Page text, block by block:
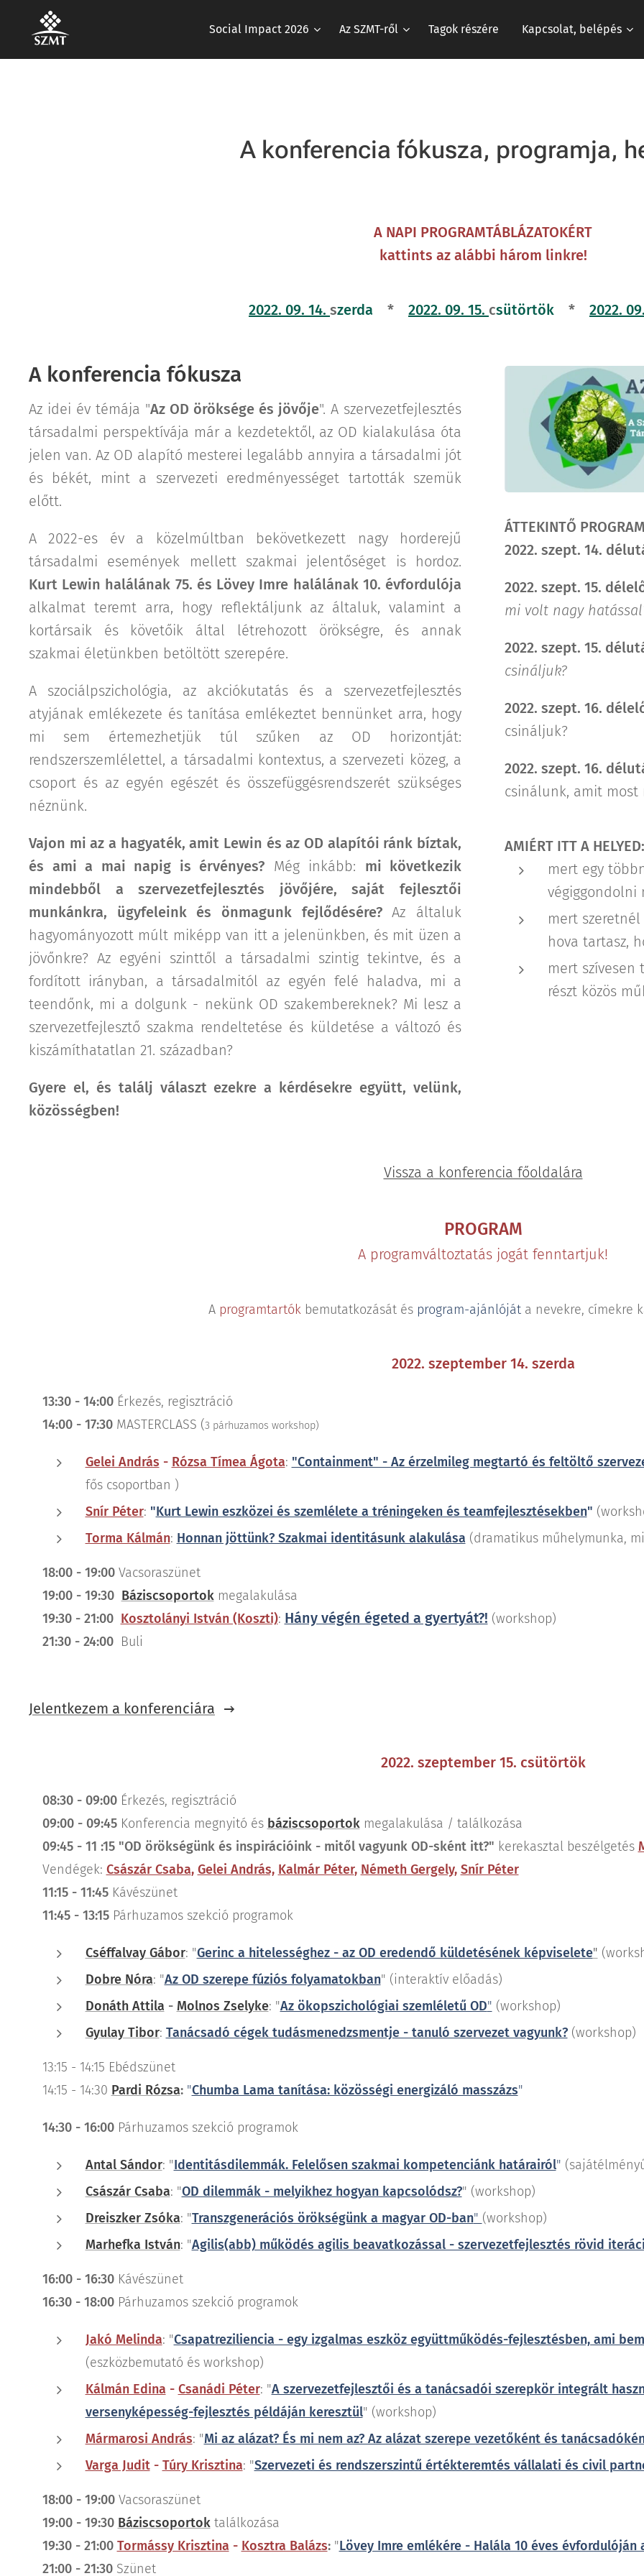
Social Impact 2026 Az SZMT-ről Tagok részére Kapcsolat, belépés
A konferencia fókusza, programja,
A NAPI PROGRAMTÁBLÁZATOKÉRT
kattints az alábbi három linkre!
2022. 09. 14. szerda * 2022. 09. 15. csütörtök * 2022.
A konferencia fókusza
Az idei év témája "Az OD öröksége és jövője". A szervezetfejlesztés
társadalmi perspektívája már a kezdetektől, az OD kialakulása óta
jelen van. Az OD alapító mesterei legalább annyira a társadalmi jót
és békét, mint a szervezeti eredményességet tartották szemük
előtt.
A 2022-es év a közelmúltban bekövetkezett nagy horderejű
társadalmi események mellett szakmai jelentőséget is hordoz.
Kurt Lewin halálának 75. és Lövey Imre halálának 10. évfordulója
alkalmat teremt arra, hogy reflektáljunk az általuk, valamint a
kortársaik és követőik által létrehozott örökségre, és annak
szakmai életünkben betöltött szerepére.
A szociálpszichológia, az akciókutatás és a szervezetfejlesztés
atyjának emlékezete és tanítása emlékeztet bennünket arra, hogy
mi sem értemezhetjük túl szűken az OD horizontját:
rendszerszemlélettel, a társadalmi kontextus, a szervezeti közeg, a
csoport és az egyén egészét és összefüggésrendszerét szükséges
néznünk.
Vajon mi az a hagyaték, amit Lewin és az OD alapítói ránk bíztak,
és ami a mai napig is érvényes? Még inkább: mi következik
mindebből a szervezetfejlesztés jövőjére, saját fejlesztői
munkánkra, ügyfeleink és önmagunk fejlődésére?Az általuk
hagyományozott múlt miképp van itt a jelenünkben, és mit üzen a
jövőnkre? Az egyéni szinttől a társadalmi szintig tekintve, és a
fordított irányban, a társadalmitól az egyén felé haladva, mi a
teendőnk, mi a dolgunk - nekünk OD szakembereknek? Mi lesz a
szervezetfejlesztő szakma rendeltetése és küldetése a változó és
kiszámíthatatlan 21. században?
Gyere el, és találj választ ezekre a kérdésekre együtt, velünk,
közösségben!
ÁTTEKINTŐ PROGRAM
2022. szept. 14.
2022. szept. 15.
mi volt nagy
2022. szept. 15.
csináljuk?
2022. szept. 16.
csináljuk?
2022. szept. 16.
csinálunk, amit most
AMIÉRT ITT A HELYED:
mert egy
végiggondolni
mert
hova tartasz,
mert szívesen
részt közös
Vissza a konferencia főoldalára
PROGRAM
A programváltoztatás jogát fenntartjuk!
A programtartókbemutatkozását és program-ajánlójáta nevekre, címekre
2022. szeptember 14. szerda
13:30 - 14:00 Érkezés, regisztráció
14:00 - 17:30 MASTERCLASS (3 párhuzamos workshop)
Gelei András - Rózsa Tímea Ágota: "Containment" - Az érzelmileg megtartó és feltöltő
fős csoportban )
Snír Péter: "Kurt Lewin eszközei és szemlélete a tréningeken és teamfejlesztésekben"
Torma Kálmán: Honnan jöttünk? Szakmai identitásunk alakulása (dramatikus műhelymunka,
18:00 - 19:00 Vacsoraszünet
19:00 - 19:30 Báziscsoportokmegalakulása
19:30 - 21:00 Kosztolányi István (Koszti): Hány végén égeted a gyertyát?! (workshop)
21:30 - 24:00 Buli
Jelentkezem a konferenciára
2022. szeptember 15. csütörtök
08:30 - 09:00Érkezés, regisztráció
09:00 - 09:45Konferencia megnyitó és báziscsoportokmegalakulása / találkozása
09:45 - 11 :15 "OD örökségünk és inspirációink - mitől vagyunk OD-sként itt?" kerekasztal beszélgetés
Vendégek: Császár Csaba, Gelei András, Kalmár Péter, Németh Gergely, Snír Péter
11:15 - 11:45 Kávészünet
11:45 - 13:15 Párhuzamos szekció programok
Cséffalvay Gábor: "Gerinc a hitelességhez - az OD eredendő küldetésének képviselete"
Dobre Nóra: "Az OD szerepe fúziós folyamatokban" (interaktív előadás)
Donáth Attila - Molnos Zselyke: "Az ökopszichológiai szemléletű OD" (workshop)
Gyulay Tibor: Tanácsadó cégek tudásmenedzsmentje - tanuló szervezet vagyunk?(workshop)
13:15 - 14:15 Ebédszünet
14:15 - 14:30 Pardi Rózsa: "Chumba Lama tanítása: közösségi energizáló masszázs"
14:30 - 16:00 Párhuzamos szekció programok
Antal Sándor: "Identitásdilemmák. Felelősen szakmai kompetenciánk határairól"
Császár Csaba: "OD dilemmák - melyikhez hogyan kapcsolódsz?" (workshop)
Dreiszker Zsóka: "Transzgenerációs örökségünk a magyar OD-ban" (workshop)
Marhefka István: "Agilis(abb) működés agilis beavatkozással - szervezetfejlesztés rövid
16:00 - 16:30 Kávészünet
16:30 - 18:00 Párhuzamos szekció programok
Jakó Melinda: "Csapatreziliencia - egy izgalmas eszköz együttműködés-fejlesztésben, ami
(eszközbemutató és workshop)
Kálmán Edina - Csanádi Péter: "A szervezetfejlesztői és a tanácsadói szerepkör integrált
versenyképesség-fejlesztés példáján keresztül" (workshop)
Mármarosi András: "Mi az alázat? És mi nem az? Az alázat szerepe vezetőként és
Varga Judit- Túry Krisztina: "Szervezeti és rendszerszintű értékteremtés vállalati és civil
18:00 - 19:00 Vacsoraszünet
19:00 - 19:30 Báziscsoportoktalálkozása
19:30 - 21:00 Tormássy Krisztina - Kosztra Balázs:"Lövey Imre emlékére - Halála 10 éves
21:00 - 21:30Szünet